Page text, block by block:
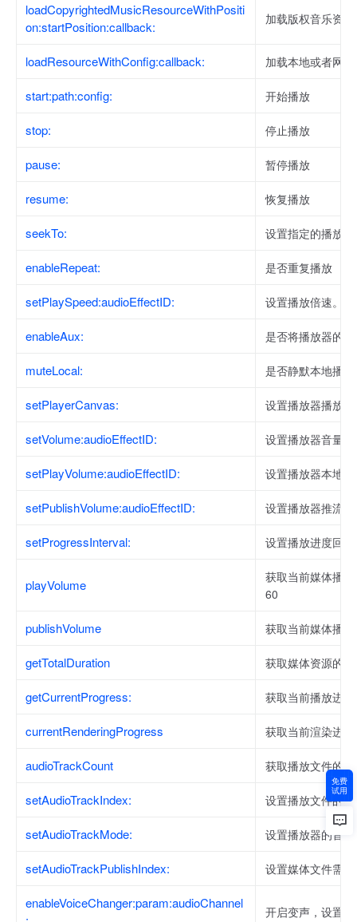
loadCopyrightedMusicResourceWithPositi
on:startPosition:callback:
加载版权音乐资
loadResourceWithConfig:callback: 加载本地或者网
start:path:config: 开始播放
stop: 停止播放
pause: 暂停播放
resume: 恢复播放
seekTo: 设置指定的播放
enableRepeat: 是否重复播放
setPlaySpeed:audioEffectID: 设置播放倍速。
enableAux: 是否将播放器的
muteLocal: 是否静默本地播放
setPlayerCanvas: 设置播放器播放
setVolume:audioEffectID: 设置播放器音量
setPlayVolume:audioEffectID: 设置播放器本地
setPublishVolume:audioEffectID: 设置播放器推流
setProgressInterval: 设置播放进度回
playVolume
获取当前媒体播
60
publishVolume 获取当前媒体播
getTotalDuration 获取媒体资源的
getCurrentProgress: 获取当前播放进度
currentRenderingProgress 获取当前渲染进度
audioTrackCount 获取播放文件的
setAudioTrackIndex: 设置播放文件的
setAudioTrackMode: 设置播放器的音
setAudioTrackPublishIndex: 设置媒体文件需
enableVoiceChanger:param:audioChannel
开启变声，设置
免费
试用